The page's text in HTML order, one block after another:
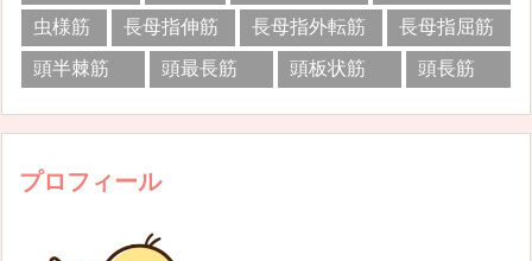
虫様筋
長母指伸筋 長母指外転筋
長母指屈筋
頭半棘筋
頭最長筋 頭板状筋 頭長筋
プロフィール